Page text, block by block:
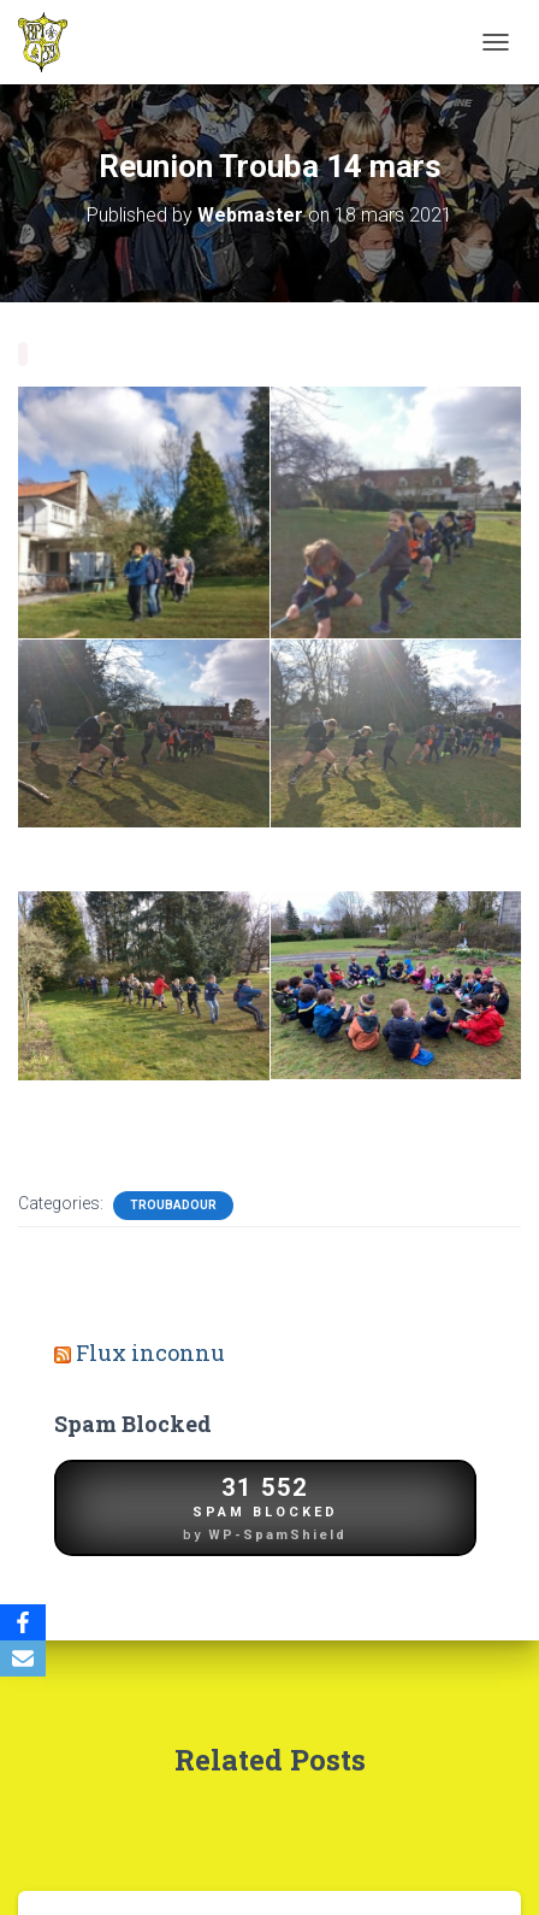
O
G
E
N
A
Reunion Trouba 14 mars
Published by Webmasteron18 mars 2021
Categories: TROUBADOUR
Flux inconnu
Spam Blocked
31 552
SPAM BLOCKED
byWP-SpamShield
Related Posts